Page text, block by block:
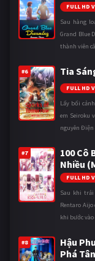
FULL HD
Sau hàng
Grand Blue
thành viên
#6 Tia
FULL HD
Lấy bối
em Seiroku
nguyên Điện
#7
100 Cô
Nhiều
FULL HD
Sau khi
Rentaro
khi bước vào
#8
Hậu
Phá